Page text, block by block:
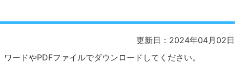
更新日：2024年04月02日
ードやPDFファイルでダウンロードしてください。